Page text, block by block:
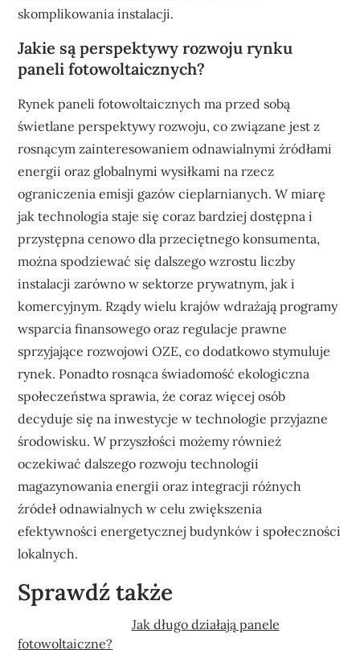
skomplikowania instalacji.
Jakie są perspektywy rozwoju rynku
paneli fotowoltaicznych?
Rynek paneli fotowoltaicznych ma przed sobą
świetlane perspektywy rozwoju, co związane jest z
rosnącym zainteresowaniem odnawialnymi źródłami
energii oraz globalnymi wysiłkami na rzecz
ograniczenia emisji gazów cieplarnianych. W miarę
jak technologia staje się coraz bardziej dostępna i
przystępna cenowo dla przeciętnego konsumenta,
można spodziewać się dalszego wzrostu liczby
instalacji zarówno w sektorze prywatnym, jak i
komercyjnym. Rządy wielu krajów wdrażają programy
wsparcia finansowego oraz regulacje prawne
sprzyjające rozwojowi OZE, co dodatkowo stymuluje
rynek. Ponadto rosnąca świadomość ekologiczna
społeczeństwa sprawia, że coraz więcej osób
decyduje się na inwestycje w technologie przyjazne
środowisku. W przyszłości możemy również
oczekiwać dalszego rozwoju technologii
magazynowania energii oraz integracji różnych
źródeł odnawialnych w celu zwiększenia
efektywności energetycznej budynków i społeczności
lokalnych.
Sprawdź także
Jak długo działają panele
fotowoltaiczne?